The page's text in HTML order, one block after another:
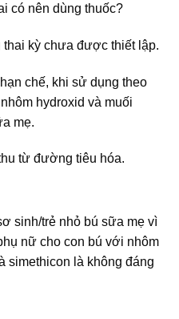
có nên dùng thuốc?
thai kỳ chưa được thiết lập.
chế, khi sử dụng theo
hydroxid và muối
mẹ.
từ đường tiêu hóa.
sinh/trẻ nhỏ bú sữa mẹ vì
nữ cho con bú với nhôm
simethicon là không đáng